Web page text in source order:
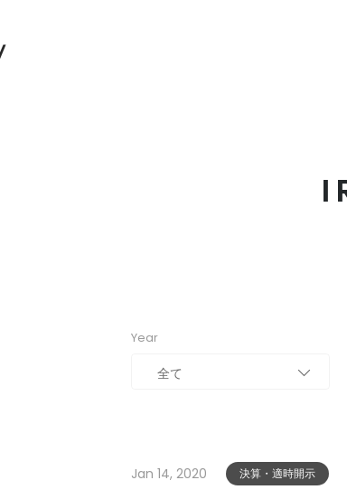
Year
全て
Jan 14, 2020 決算・適時開示